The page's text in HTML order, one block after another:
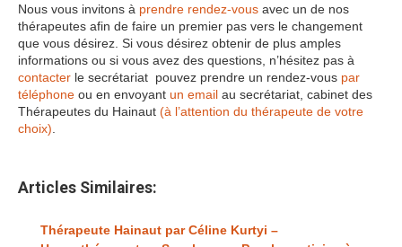
Nous vous invitons à prendre rendez-vous avec un de nos
thérapeutes afin de faire un premier pas vers le changement
que vous désirez. Si vous désirez obtenir de plus amples
informations ou si vous avez des questions, n’hésitez pas à
contacter le secrétariat pouvez prendre un rendez-vous par
téléphone ou en envoyant un email au secrétariat, cabinet des
Thérapeutes du Hainaut (à l’attention du thérapeute de votre
choix)
Articles Similaires:
Thérapeute Hainaut par Céline Kurtyi –